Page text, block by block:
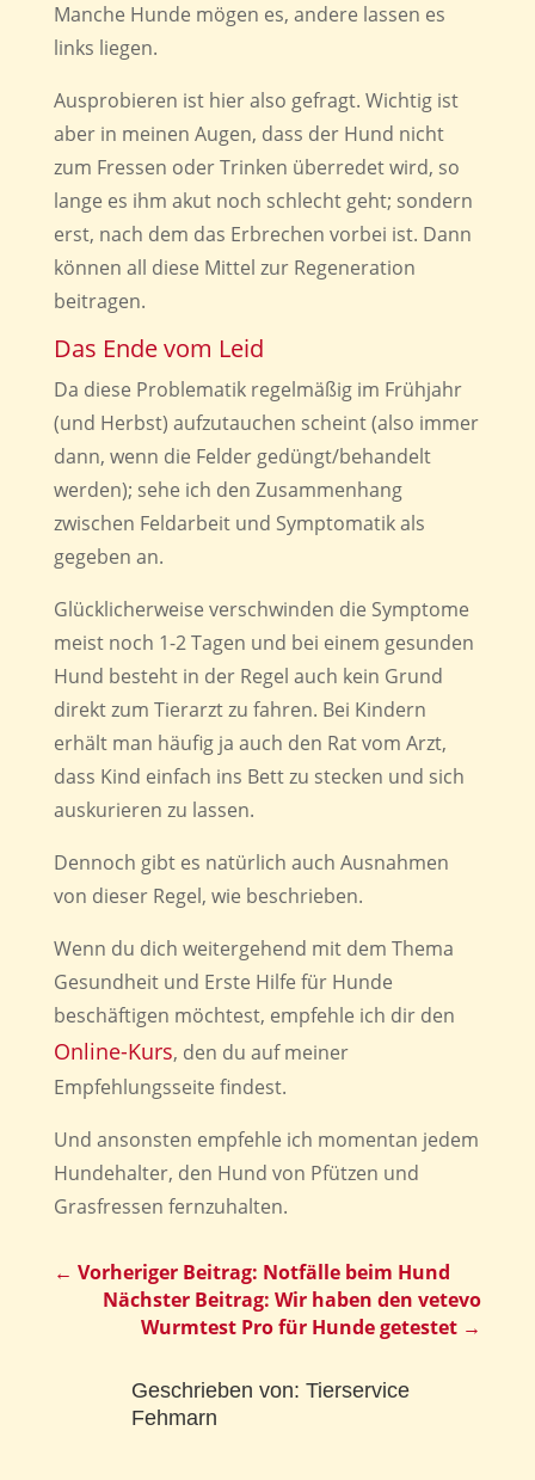
Manche Hunde mögen es, andere lassen es
links liegen.
Ausprobieren ist hier also gefragt. Wichtig ist
aber in meinen Augen, dass der Hund nicht
zum Fressen oder Trinken überredet wird, so
lange es ihm akut noch schlecht geht; sondern
erst, nach dem das Erbrechen vorbei ist. Dann
können all diese Mittel zur Regeneration
beitragen.
Das Ende vom Leid
Da diese Problematik regelmäßig im Frühjahr
(und Herbst) aufzutauchen scheint (also immer
dann, wenn die Felder gedüngt/behandelt
werden); sehe ich den Zusammenhang
zwischen Feldarbeit und Symptomatik als
gegeben an.
Glücklicherweise verschwinden die Symptome
meist noch 1-2 Tagen und bei einem gesunden
Hund besteht in der Regel auch kein Grund
direkt zum Tierarzt zu fahren. Bei Kindern
erhält man häufig ja auch den Rat vom Arzt,
dass Kind einfach ins Bett zu stecken und sich
auskurieren zu lassen.
Dennoch gibt es natürlich auch Ausnahmen
von dieser Regel, wie beschrieben.
Wenn du dich weitergehend mit dem Thema
Gesundheit und Erste Hilfe für Hunde
beschäftigen möchtest, empfehle ich dir den
Online-Kurs, den du auf meiner
Empfehlungsseite findest.
Und ansonsten empfehle ich momentan jedem
Hundehalter, den Hund von Pfützen und
Grasfressen fernzuhalten.
← Vorheriger Beitrag: Notfälle beim Hund
Nächster Beitrag: Wir haben den vetevo
Wurmtest Pro für Hunde getestet →
Geschrieben von: Tierservice
Fehmarn